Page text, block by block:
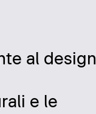
al design
e le